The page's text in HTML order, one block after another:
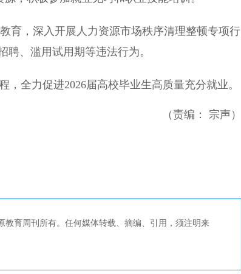
，深入开展人力资源市场秩序清理整顿专项行
聘、滥用试用期等违法行为。
全力促进2026届高校毕业生高质量充分就业。
（责编： 宗声）
教育周刊所有。任何媒体转载、摘编、引用，须注明来